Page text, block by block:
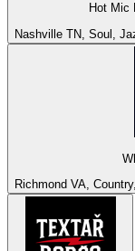
Hot Mic
Nashville TN, Soul,
Richmond VA,